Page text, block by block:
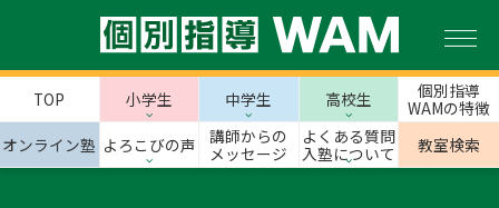
TOP 小学生 中学生 高校生
個別指導
WAMの特徴
オンライン塾 よろこびの声
講師からの
メッセージ
よくある質問
入塾について
教室検索